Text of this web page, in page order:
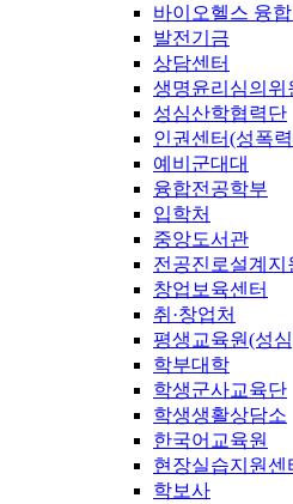
바이오헬스 융
발전기금
상담센터
생명윤리심의
성심산학협력단
인권센터(성폭
예비군대대
융합전공학부
입학처
중앙도서관
전공진로설계지
창업보육센터
취·창업처
평생교육원(성
학부대학
학생군사교육단
학생생활상담소
한국어교육원
현장실습지원센
학보사